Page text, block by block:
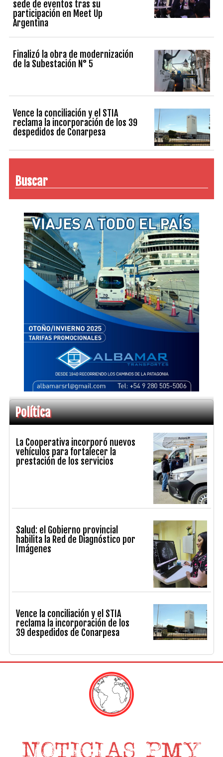
sede de eventos tras su
participación en Meet Up
Argentina
Finalizó la obra de modernización
de la Subestación N° 5
Vence la conciliación y el STIA
reclama la incorporación de los 39
despedidos de Conarpesa
Buscar
Política
La Cooperativa incorporó nuevos
vehículos para fortalecer la
prestación de los servicios
Salud: el Gobierno provincial
habilita la Red de Diagnóstico por
Imágenes
Vence la conciliación y el STIA
reclama la incorporación de los
39 despedidos de Conarpesa